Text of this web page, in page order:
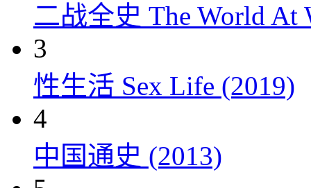
二战全史 The World At
3
性生活 Sex Life (2019)
4
中国通史 (2013)